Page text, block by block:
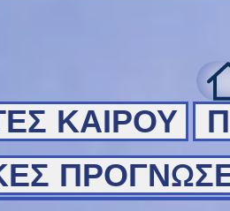
ΚΑΙΡΟΥ